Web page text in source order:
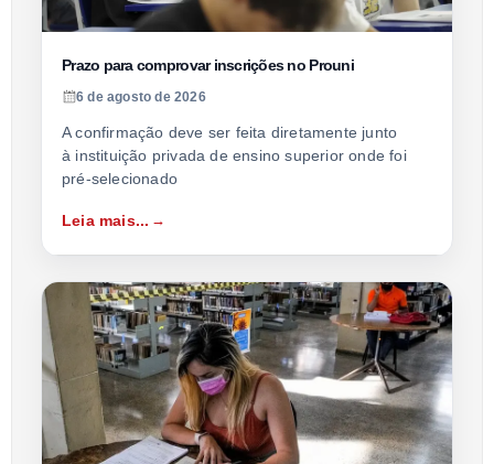
Prazo para comprovar inscrições no Prouni
6 de agosto de 2026
A confirmação deve ser feita diretamente junto
à instituição privada de ensino superior onde foi
pré-selecionado
Leia mais...